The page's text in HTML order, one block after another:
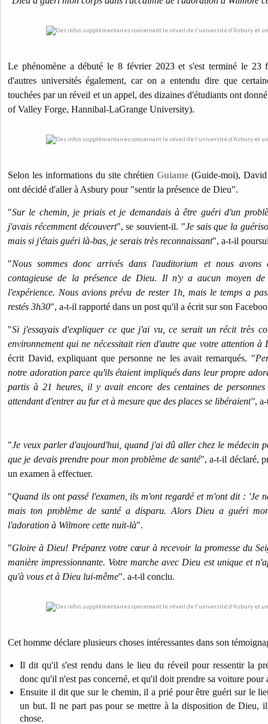
Le phénomène a débuté le 8 février 2023 et s'est terminé le 23
d'autres universités également, car on a entendu dire que
touchées par un réveil et un appel, des dizaines d'étudiants ont
of Valley Forge, Hannibal-LaGrange University).
Selon les informations du site chrétien Guiame (Guide-moi),
ont décidé d'aller à Asbury pour "sentir la présence de Dieu".
"Sur le chemin, je priais et je demandais à être guéri d'un
j'avais récemment découvert", se souvient-il. "Je sais que la
mais si j'étais guéri là-bas, je serais très reconnaissant", a-t-il
"Nous sommes donc arrivés dans l'auditorium et nous avons
contagieuse de la présence de Dieu. Il n'y a aucun moyen
l'expérience. Nous avions prévu de rester 1h, mais le temps a
restés 3h30", a-t-il rapporté dans un post qu'il a écrit sur son
"Si j'essayais d'expliquer ce que j'ai vu, ce serait un récit très
environnement qui ne nécessitait rien d'autre que votre attention à
écrit David, expliquant que personne ne les avait remarqués. "
notre adoration parce qu'ils étaient impliqués dans leur propre
partis à 21 heures, il y avait encore des centaines de
attendant d'entrer au fur et à mesure que des places se libéraient",
"Je veux parler d'aujourd'hui, quand j'ai dû aller chez le médecin
que je devais prendre pour mon problème de santé", a-t-il déclaré,
un examen à effectuer.
"Quand ils ont passé l'examen, ils m'ont regardé et m'ont dit : 'Je
mais ton problème de santé a disparu. Alors Dieu a guéri
l'adoration à Wilmore cette nuit-là".
"Gloire à Dieu! Préparez votre cœur à recevoir la promesse du
manière impressionnante. Votre marche avec Dieu est unique et
qu'à vous et à Dieu lui-même". a-t-il conclu.
Cet homme déclare plusieurs choses intéressantes dans son
Il dit qu'il s'est rendu dans le lieu du réveil pour ressentir la
donc qu'il n'est pas concerné, et qu'il doit prendre sa voiture pour
Ensuite il dit que sur le chemin, il a prié pour être guéri sur le
un but. Il ne part pas pour se mettre à la disposition de Dieu,
chose.